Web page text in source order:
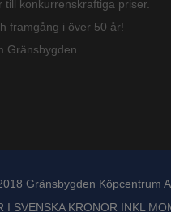
till konkurrenskraftiga
framgång i över 50 år!
Gränsbygden
Gränsbygden
I SVENSKA KRONOR INKL